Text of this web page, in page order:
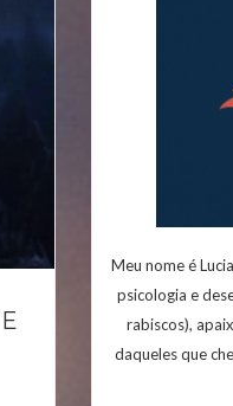
Meu nome é
psicologia e
rabiscos),
daqueles que